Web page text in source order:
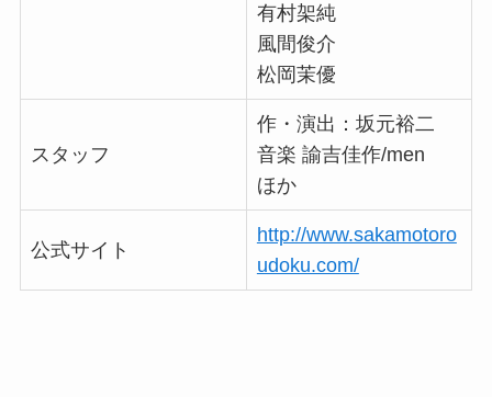
有村架純
風間俊介
松岡茉優
スタッフ
作・演出：坂元裕二
音楽 諭吉佳作/men
ほか
公式サイト
http://www.sakamotoro
udoku.com/